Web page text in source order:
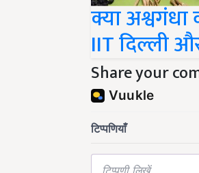
क्या
IIT दिल्ली
Share your